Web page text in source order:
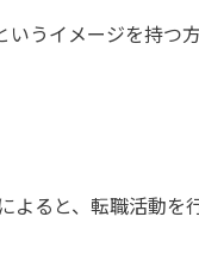
うイメージを持つ
ると、転職活動を